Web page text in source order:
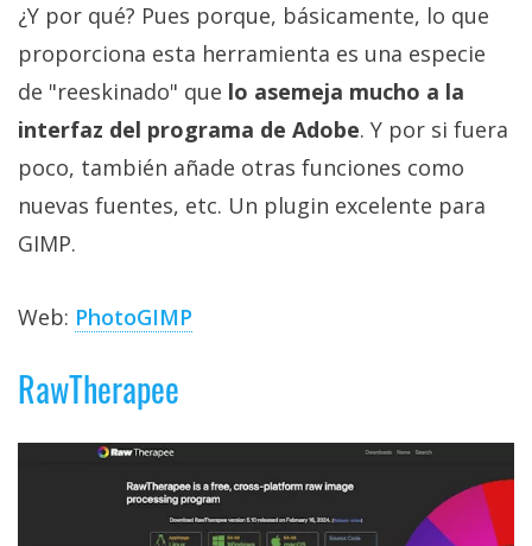
¿Y por qué? Pues porque, básicamente, lo que
proporciona esta herramienta es una especie
de "reeskinado" que lo asemeja mucho a la
interfaz del programa de Adobe. Y por si fuera
poco, también añade otras funciones como
nuevas fuentes, etc. Un plugin excelente para
GIMP.
Web: PhotoGIMP
RawTherapee